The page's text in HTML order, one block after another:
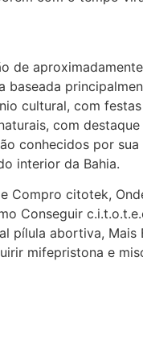
de
cultural, com
com
conhecidos por
interior da Bahia.
Compro citotek,
Conseguir
pílula abortiva,
mifepristona e